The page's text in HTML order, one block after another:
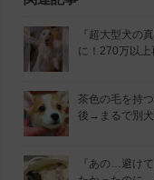
『超大型犬の
に！270万以
茶色の毛を持
後→まるで別
『あの…避け